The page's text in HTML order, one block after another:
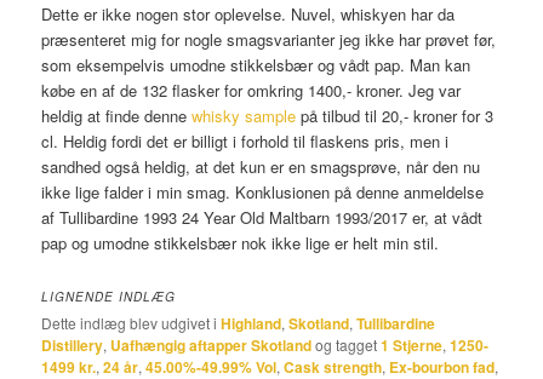
Dette er ikke nogen stor oplevelse. Nuvel, whiskyen har da
præsenteret mig for nogle smagsvarianter jeg ikke har prøvet før,
som eksempelvis umodne stikkelsbær og vådt pap. Man kan
købe en af de 132 flasker for omkring 1400,- kroner. Jeg var
heldig at finde dennewhisky sample på tilbud til 20,- kroner for 3
cl. Heldig fordi det er billigt i forhold til flaskens pris, men i
sandhed også heldig, at det kun er en smagsprøve, når den nu
ikke lige falder i min smag. Konklusionen på denne anmeldelse
af Tullibardine 1993 24 Year Old Maltbarn 1993/2017 er, at vådt
pap og umodne stikkelsbær nok ikke lige er helt min stil.
LIGNENDE INDLÆG
Dette indlæg blev udgivet iHighland,Skotland,Tullibardine
Distillery, Uafhængig aftapper Skotlandog tagget1 Stjerne,1250-
1499 kr.,24 år,45.00%-49.99% Vol,Cask strength, Ex-bourbon fad,